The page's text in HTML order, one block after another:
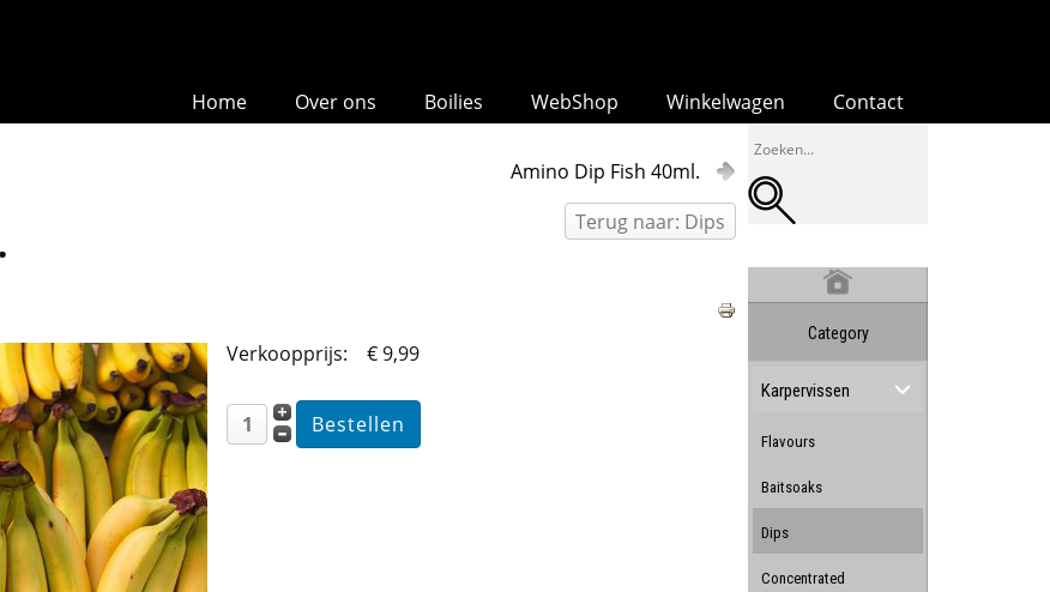
Home Over ons Boilies WebShop Winkelwagen Contact
Amino Dip Fish 40ml.
Terug naar: Dips
Verkoopprijs: € 9,99
Category
Karpervissen
Flavours
Baitsoaks
Dips
Concentrated